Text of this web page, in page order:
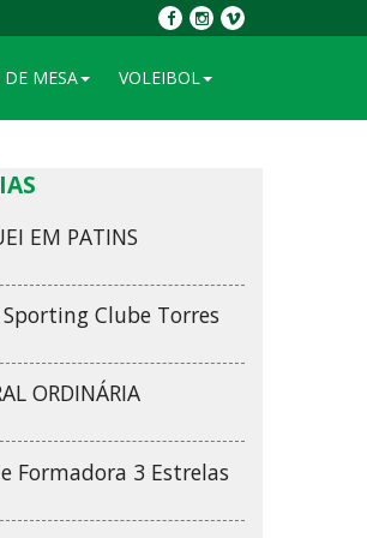
DE MESA VOLEIBOL
EM PATINS
Clube Torres
ORDINÁRIA
Formadora 3 Estrelas